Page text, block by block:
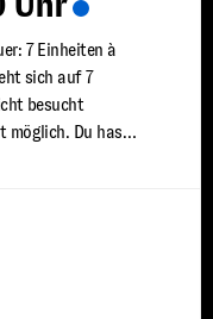
7 Einheiten à
sich auf 7
besucht
möglich. Du hast
Technik, damit